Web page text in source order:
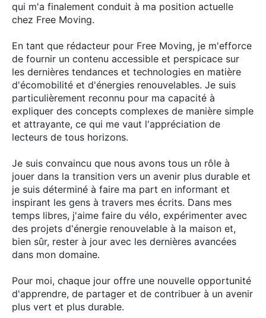
qui m'a finalement conduit à ma position actuelle
chez Free Moving.
En tant que rédacteur pour Free Moving, je m'efforce
de fournir un contenu accessible et perspicace sur
les dernières tendances et technologies en matière
d'écomobilité et d'énergies renouvelables. Je suis
particulièrement reconnu pour ma capacité à
expliquer des concepts complexes de manière simple
et attrayante, ce qui me vaut l'appréciation de
lecteurs de tous horizons.
Je suis convaincu que nous avons tous un rôle à
jouer dans la transition vers un avenir plus durable et
je suis déterminé à faire ma part en informant et
inspirant les gens à travers mes écrits. Dans mes
temps libres, j'aime faire du vélo, expérimenter avec
des projets d'énergie renouvelable à la maison et,
bien sûr, rester à jour avec les dernières avancées
dans mon domaine.
Pour moi, chaque jour offre une nouvelle opportunité
d'apprendre, de partager et de contribuer à un avenir
plus vert et plus durable.